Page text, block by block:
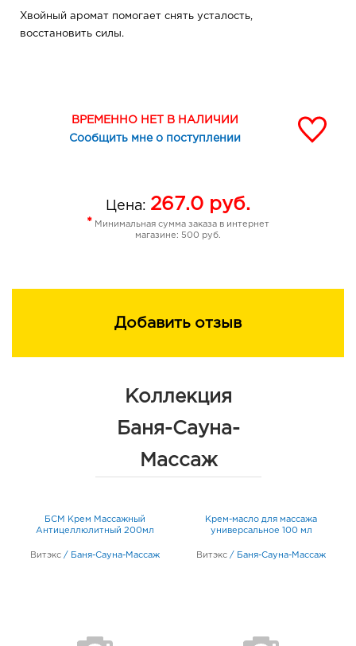
Хвойный аромат помогает снять усталость,
восстановить силы.
ВРЕМЕННО НЕТ В НАЛИЧИИ
Сообщить мне о поступлении
Цена: 267.0 руб.
* Минимальная сумма заказа в интернет
магазине: 500 руб.
Добавить отзыв
Коллекция
Баня-Сауна-
Массаж
БСМ Крем Массажный
Антицеллюлитный 200мл
Витэкс / Баня-Сауна-Массаж
Крем-масло для массажа
универсальное 100 мл
Витэкс / Баня-Сауна-Массаж